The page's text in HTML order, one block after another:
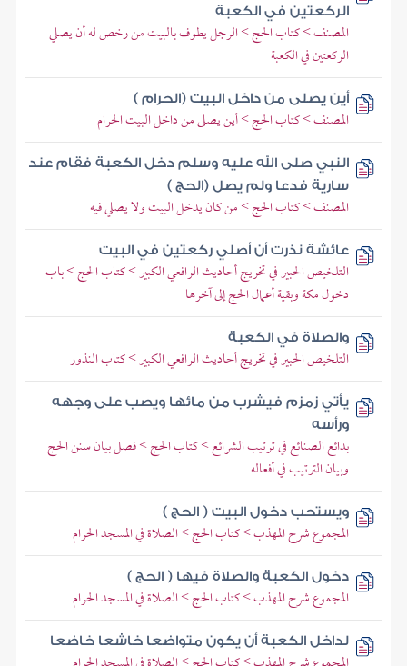
الركعتين في الكعبة
المصنف > كتاب الحج > الرجل يطوف بالبيت من رخص له أن يصلي
الركعتين في الكعبة
أين يصلى من داخل البيت (الحرام )
المصنف > كتاب الحج > أين يصلى من داخل البيت الحرام
النبي صلى الله عليه وسلم دخل الكعبة فقام عند
سارية فدعا ولم يصل (الحج )
المصنف > كتاب الحج > من كان يدخل البيت ولا يصلي فيه
عائشة نذرت أن أصلي ركعتين في البيت
التلخيص الحبير في تخريج أحاديث الرافعي الكبير > كتاب الحج > باب
دخول مكة وبقية أعمال الحج إلى آخرها
والصلاة في الكعبة
التلخيص الحبير في تخريج أحاديث الرافعي الكبير > كتاب النذور
يأتي زمزم فيشرب من مائها ويصب على وجهه
ورأسه
بدائع الصنائع في ترتيب الشرائع > كتاب الحج > فصل بيان سنن الحج
وبيان الترتيب في أفعاله
ويستحب دخول البيت ( الحج )
المجموع شرح المهذب > كتاب الحج > الصلاة في المسجد الحرام
دخول الكعبة والصلاة فيها ( الحج )
المجموع شرح المهذب > كتاب الحج > الصلاة في المسجد الحرام
لداخل الكعبة أن يكون متواضعا خاشعا خاضعا